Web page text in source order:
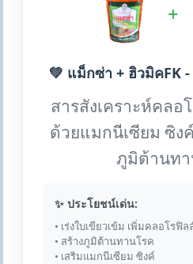
+
💚 แม็กซ่า + ฮิวมิคFK
สารสังเคราะห์คลอ
ด้วยแมกนีเซียม ซิงค์
ภูมิต้านทา
✨ ประโยชน์เด่น:
• เร่งใบเขียวเข้ม เพิ่มคลอโรฟิล
• สร้างภูมิต้านทานโรค
• เสริมแมกนีเซียม ซิงค์